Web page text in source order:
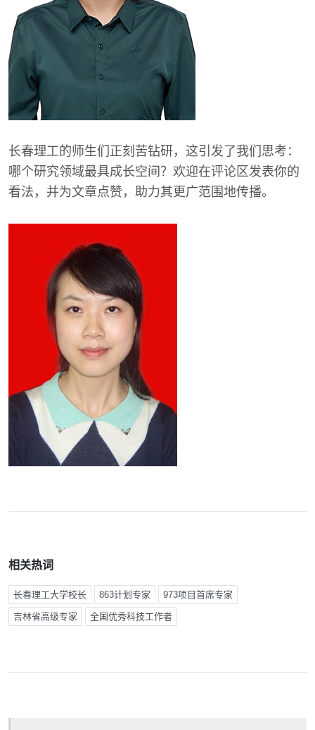
长春理工的师生们正刻苦钻研，这引发了我们思考：
哪个研究领域最具成长空间？欢迎在评论区发表你的
看法，并为文章点赞，助力其更广范围地传播。
相关热词
长春理工大学校长 863计划专家 973项目首席专家
吉林省高级专家 全国优秀科技工作者